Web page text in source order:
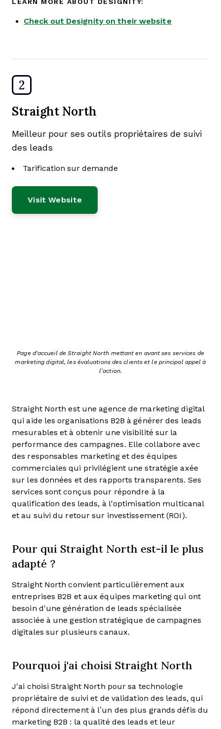
Check out Designity on their website
2
Straight North
Meilleur pour ses outils propriétaires de suivi
des leads
Tarification sur demande
Visit Website
Page d'accueil de Straight North mettant en avant ses services de
marketing digital, les évaluations des clients et le principal appel à
l’action.
Straight North est une agence de marketing digital
qui aide les organisations B2B à générer des leads
mesurables et à obtenir une visibilité sur la
performance des campagnes. Elle collabore avec
des responsables marketing et des équipes
commerciales qui privilégient une stratégie axée
sur les données et des rapports transparents. Ses
services sont conçus pour répondre à la
qualification des leads, à l'optimisation multicanal
et au suivi du retour sur investissement (ROI).
Pour qui Straight North est-il le plus
adapté ?
Straight North convient particulièrement aux
entreprises B2B et aux équipes marketing qui ont
besoin d'une génération de leads spécialisée
associée à une gestion stratégique de campagnes
digitales sur plusieurs canaux.
Pourquoi j'ai choisi Straight North
J'ai choisi Straight North pour sa technologie
propriétaire de suivi et de validation des leads, qui
répond directement à l’un des plus grands défis du
marketing B2B : la qualité des leads et leur